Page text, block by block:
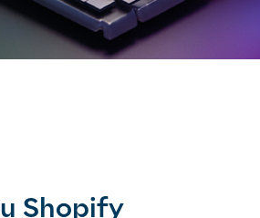
Shopify